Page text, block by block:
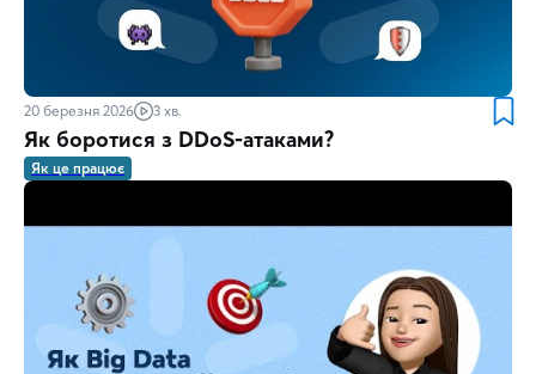
20 березня 2026 3 хв.
Як боротися з DDoS-атаками?
Як це працює